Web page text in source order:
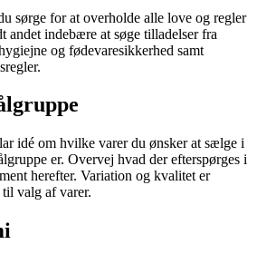
sørge for at overholde alle love og regler
andet indebære at søge tilladelser fra
og fødevaresikkerhed samt
idé om hvilke varer du ønsker at sælge i
er. Overvej hvad der efterspørges i
herefter. Variation og kvalitet er
valg af varer.